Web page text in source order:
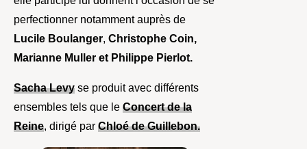
perfectionner notamment auprès de
Lucile Boulanger, Christophe Coin,
Marianne Muller et Philippe Pierlot.
Sacha Levy se produit avec différents
ensembles tels que le Concert de la
Reine, dirigé par Chloé de Guillebon.